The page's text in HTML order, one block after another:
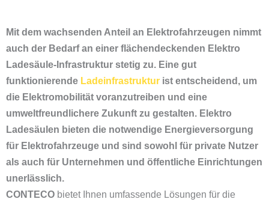
Mit dem wachsenden Anteil an Elektrofahrzeugen nimmt
auch der Bedarf an einer flächendeckenden Elektro
Ladesäule-Infrastruktur stetig zu. Eine gut
funktionierende Ladeinfrastruktur ist entscheidend, um
die Elektromobilität voranzutreiben und eine
umweltfreundlichere Zukunft zu gestalten. Elektro
Ladesäulen bieten die notwendige Energieversorgung
für Elektrofahrzeuge und sind sowohl für private Nutzer
als auch für Unternehmen und öffentliche Einrichtungen
unerlässlich.
CONTECO bietet Ihnen umfassende Lösungen für die